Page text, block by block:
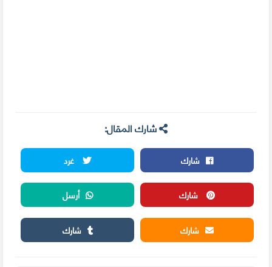
شارك المقال:
شارك
غرد
شارك
أرسل
شارك
شارك